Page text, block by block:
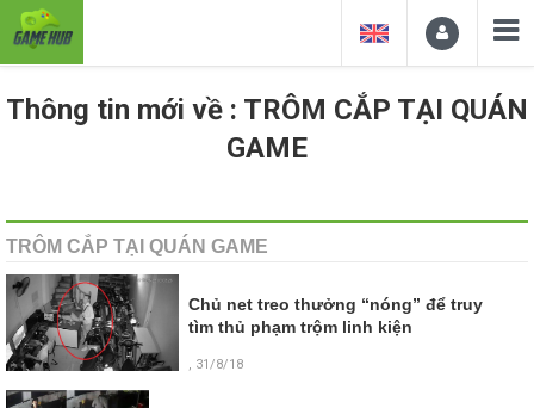
Thông tin mới về : TRÔM CẮP TẠI QUÁN
GAME
TRÔM CẮP TẠI QUÁN GAME
Chủ net treo thưởng “nóng” để truy
tìm thủ phạm trộm linh kiện
, 31/8/18